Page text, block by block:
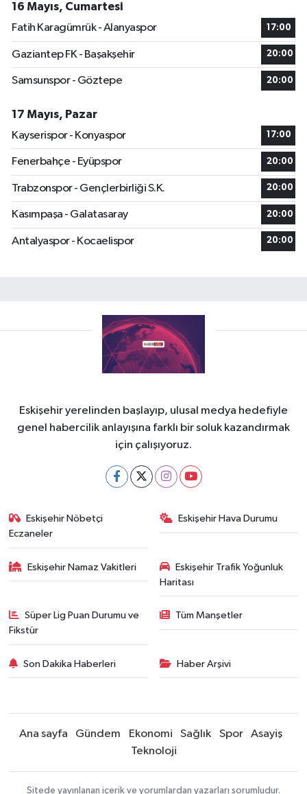
16 Mayıs, Cumartesi
Fatih Karagümrük - Alanyaspor
17:00
Gaziantep FK - Başakşehir 20:00
Samsunspor - Göztepe 20:00
17 Mayıs, Pazar
Kayserispor - Konyaspor
17:00
Fenerbahçe - Eyüpspor 20:00
Trabzonspor - Gençlerbirliği S.K. 20:00
Kasımpaşa - Galatasaray 20:00
Antalyaspor - Kocaelispor 20:00
Eskişehir yerelinden başlayıp, ulusal medya hedefiyle
genel habercilik anlayışına farklı bir soluk kazandırmak
için çalışıyoruz.
Eskişehir Nöbetçi
Eczaneler
Eskişehir Hava Durumu
Eskişehir Namaz Vakitleri
Eskişehir Trafik Yoğunluk
Haritası
Süper Lig Puan Durumu ve
Fikstür
Tüm Manşetler
Son Dakika Haberleri Haber Arşivi
Ana sayfa Gündem Ekonomi Sağlık Spor
Asayiş
Teknoloji
Sitede yayınlanan içerik ve yorumlardan yazarları sorumludur.